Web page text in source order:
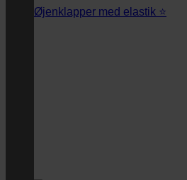
Øjenklapper med elastik ⭐